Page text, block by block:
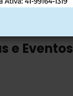
e Eventos